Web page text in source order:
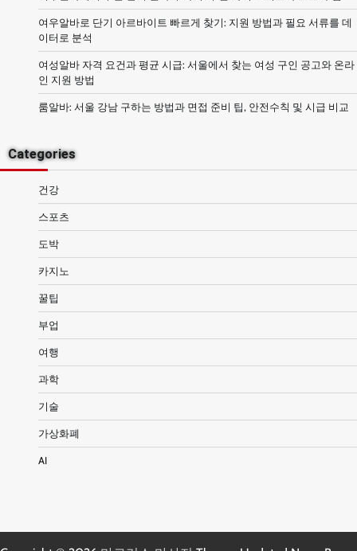
여우알바로 단기 아르바이트 빠르게 찾기: 지원 방법과 필요 서류를 데
이터로 분석
여성알바 자격 요건과 평균 시급: 서울에서 찾는 여성 구인 공고와 온라
인 지원 방법
룸알바: 서울 강남 구하는 방법과 면접 준비 팁, 안전수칙 및 시급 비교
Categories
건강
스포츠
도박
카지노
꿀팁
부업
여행
과학
기술
가상화폐
AI